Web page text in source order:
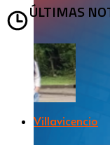
ÚLTIMAS
Villavicencio